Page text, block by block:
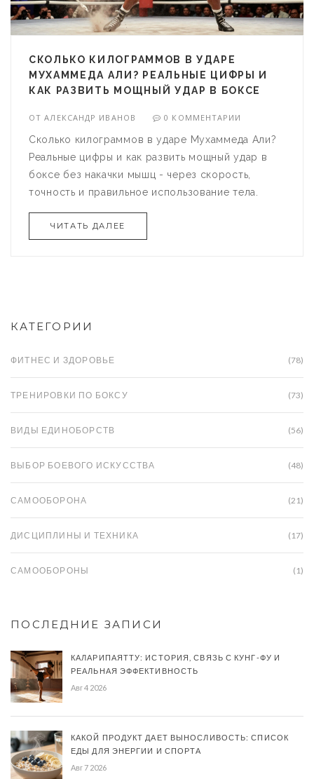
СКОЛЬКО КИЛОГРАММОВ В УДАРЕ
МУХАММЕДА АЛИ? РЕАЛЬНЫЕ ЦИФРЫ И
КАК РАЗВИТЬ МОЩНЫЙ УДАР В БОКСЕ
ОТАЛЕКСАНДР ИВАНОВ 0 КОММЕНТАРИИ
Сколько килограммов в ударе Мухаммеда Али?
Реальные цифры и как развить мощный удар в
боксе без накачки мышц - через скорость,
точность и правильное использование тела.
ЧИТАТЬ ДАЛЕЕ
КАТЕГОРИИ
ФИТНЕС И ЗДОРОВЬЕ (78)
ТРЕНИРОВКИ ПО БОКСУ (73)
ВИДЫ ЕДИНОБОРСТВ (56)
ВЫБОР БОЕВОГО ИСКУССТВА (48)
САМООБОРОНА (21)
ДИСЦИПЛИНЫ И ТЕХНИКА (17)
САМООБОРОНЫ (1)
ПОСЛЕДНИЕ ЗАПИСИ
КАЛАРИПАЯТТУ: ИСТОРИЯ, СВЯЗЬ С КУНГ-ФУ И
РЕАЛЬНАЯ ЭФФЕКТИВНОСТЬ
Авг 4 2026
КАКОЙ ПРОДУКТ ДАЕТ ВЫНОСЛИВОСТЬ: СПИСОК
ЕДЫ ДЛЯ ЭНЕРГИИ И СПОРТА
Авг 7 2026